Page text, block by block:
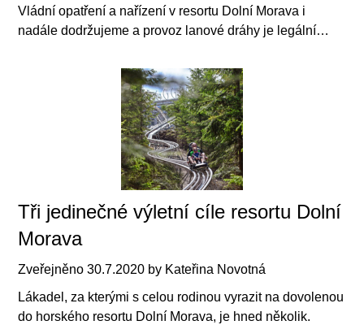
Vládní opatření a nařízení v resortu Dolní Morava i
nadále dodržujeme a provoz lanové dráhy je legální…
Tři jedinečné výletní cíle resortu Dolní
Morava
Zveřejněno30.7.2020 by Kateřina Novotná
Lákadel, za kterými s celou rodinou vyrazit na dovolenou
do horského resortu Dolní Morava, je hned několik.